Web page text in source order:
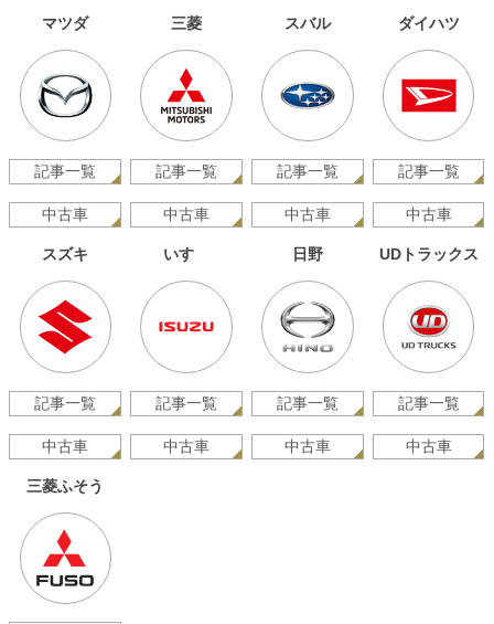
マツダ
記事一覧
中古車
三菱
記事一覧
中古車
スバル
記事一覧
中古車
ダイハツ
記事一覧
中古車
スズキ
記事一覧
中古車
いすゞ
記事一覧
中古車
日野
記事一覧
中古車
UDトラックス
記事一覧
中古車
三菱ふそう